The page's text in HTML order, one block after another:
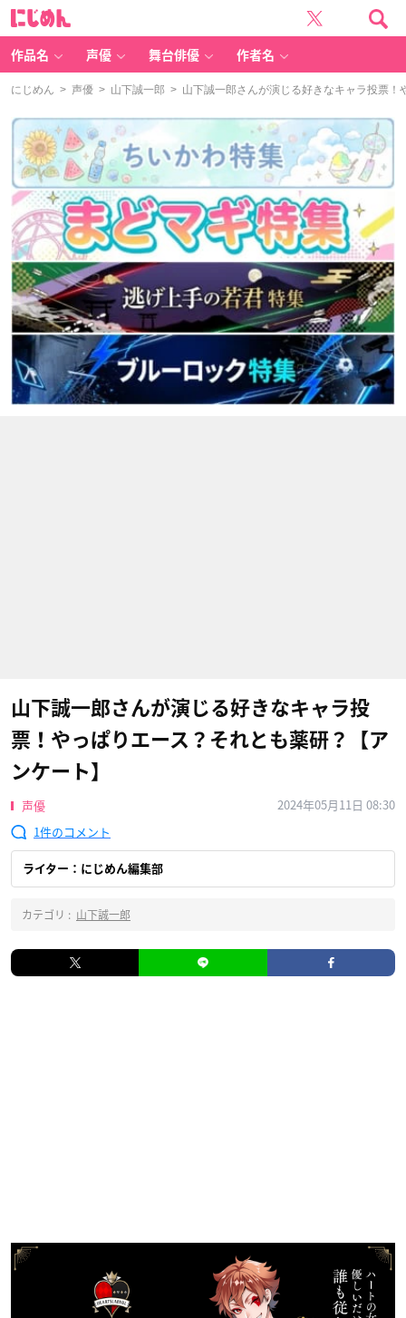
作品名 声優 舞台俳優 作者名
にじめん > 声優 > 山下誠一郎 > 山下誠一郎さんが演じる好きなキャラ投票！
山下誠一郎さんが演じる好きなキャラ投
票！やっぱりエース？それとも薬研？【ア
ンケート】
声優
2024年05月11日 08:30
1
ライター：にじめん編集部
カテゴリ : 山下誠一郎